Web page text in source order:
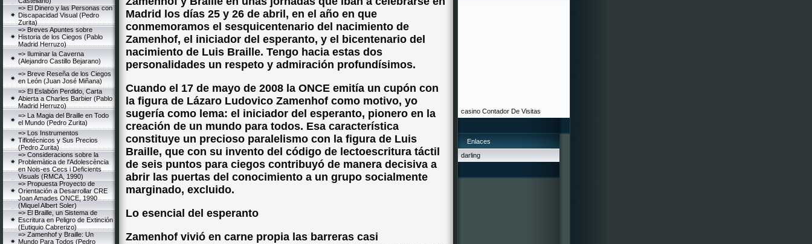
=> El Dinero y las Personas con
Discapacidad Visual (Pedro
Zurita)
=> Breves Apuntes sobre
Historia de los Ciegos (Pablo
Madrid Herruzo)
=> Iluminar la Caverna
(Alejandro Castillo Bejarano)
=> Breve Reseña de los Ciegos
en León (Juan José Miñana)
=> El Eslabón Perdido, Carta
Abierta a Charles Barbier (Pablo
Madrid Herruzo)
=> La Magia del Braille en Todo
el Mundo (Pedro Zurita)
=> Los Instrumentos
Tiflotécnicos y Sus Precios
(Pedro Zurita)
=> Consideracions sobre la
Problemàtica de l'Adolescència
en Nois-es Cecs i Deficients
Visuals (RMCA, 1990)
=> Propuesta Proyecto de
Orientación a Desarrollar CRE
Joan Amades ONCE, 1990
(Miquel Albert Soler)
=> El Braille, un Sistema de
Escritura en Peligro de Extinción
(Eutiquio Cabrerizo)
=> Zamenhof y Braille: Un
Mundo Para Todos (Pedro
Madrid los días 25 y 26 de abril, en el año en que
conmemoramos el sesquicentenario del nacimiento de
Zamenhof, el iniciador del esperanto, y el bicentenario del
nacimiento de Luis Braille. Tengo hacia estas dos
personalidades un respeto y admiración profundísimos.
Cuando el 17 de mayo de 2008 la ONCE emitía un cupón con
la figura de Lázaro Ludovico Zamenhof como motivo, yo
sugería como lema: el iniciador del esperanto, pionero en la
creación de un mundo para todos. Esa característica
constituye un precioso paralelismo con la figura de Luis
Braille, que con su invento del código de lectoescritura táctil
de seis puntos para ciegos contribuyó de manera decisiva a
abrir las puertas del conocimiento a un grupo socialmente
marginado, excluido.
Lo esencial del esperanto
Zamenhof vivió en carne propia las barreras casi
casino Contador De Visitas
Enlaces
darling